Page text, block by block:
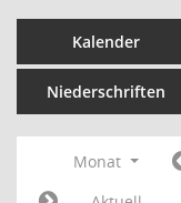
Kalender
Niederschriften
Monat